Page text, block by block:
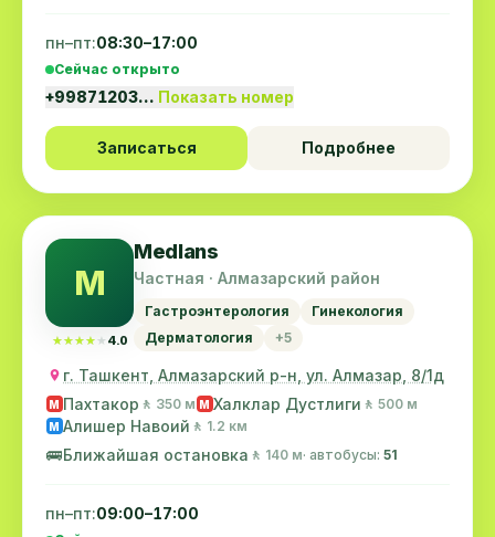
пн–пт:08:30–17:00
Сейчас открыто
+99871203… Показать номер
Записаться Подробнее
M
★★★★★
★★★★★ 4.0
Medlans
Частная · Алмазарский район
Гастроэнтерология
Гинекология
Дерматология
+5
г. Ташкент, Алмазарский р-н, ул. Алмазар, 8/1д
M Пахтакор 🚶 350 м M Халклар Дустлиги 🚶 500 м
M Алишер Навоий 🚶 1.2 км
🚌Ближайшая остановка 🚶 140 м· автобусы: 51
пн–пт:09:00–17:00